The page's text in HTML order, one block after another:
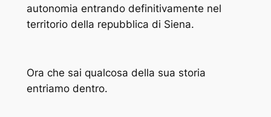
autonomia entrando definitivamente nel
territorio della repubblica di Siena.
Ora che sai qualcosa della sua storia
entriamo dentro.